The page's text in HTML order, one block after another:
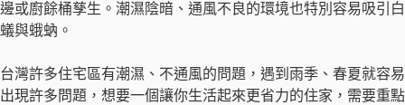
邊或廚餘桶孳生。潮濕陰暗、通風不良的環境也特別容易吸引白
蟻與蛾蚋。
台灣許多住宅區有潮濕、不通風的問題，遇到雨季、春夏就容易
出現許多問題，想要一個讓你生活起來更省力的住家，需要重點